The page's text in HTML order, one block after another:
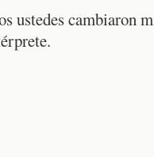
ustedes cambiaron